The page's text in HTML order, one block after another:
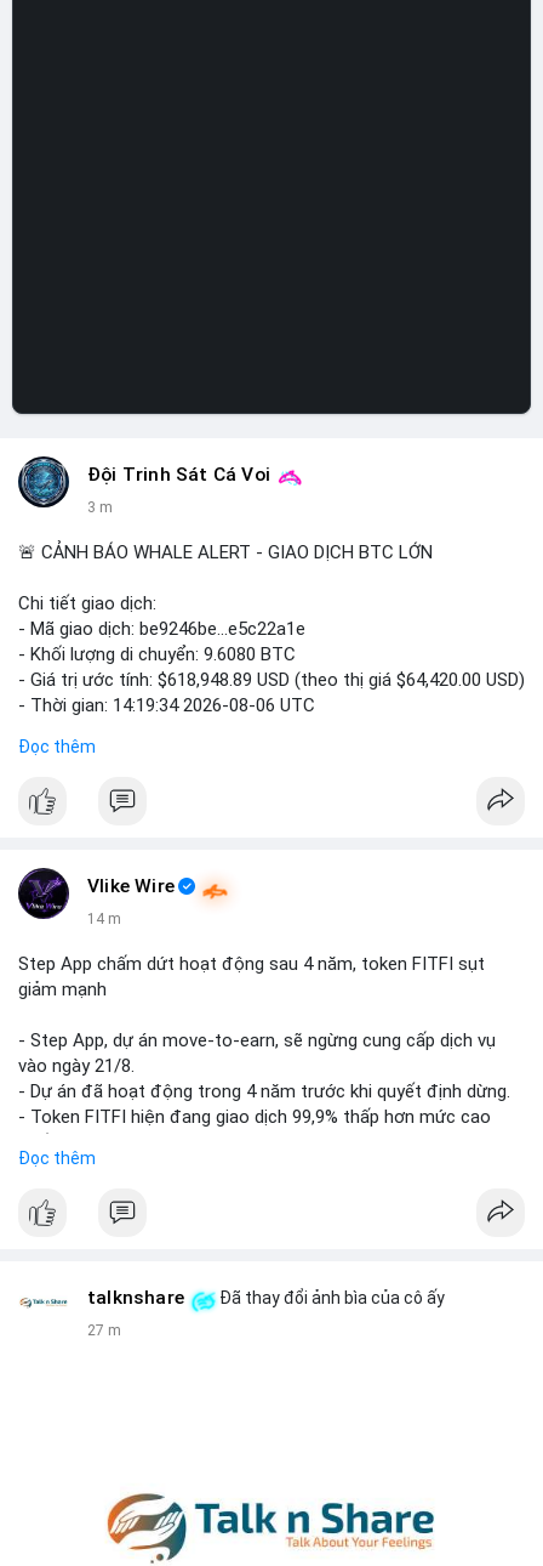
Đội Trinh Sát Cá Voi
3 m
🚨 CẢNH BÁO WHALE ALERT - GIAO DỊCH BTC LỚN
Chi tiết giao dịch:
- Mã giao dịch: be9246be...e5c22a1e
- Khối lượng di chuyển: 9.6080 BTC
- Giá trị ước tính: $618,948.89 USD (theo thị giá $64,420.00 USD)
- Thời gian: 14:19:34 2026-08-06 UTC
Nhận định phân tích hành vi của Cá voi dựa trên giao dịch này:
quá lớn để gây áp lực bán trực tiếp lên sàn giao dịch. Tuy nhiên,
tái phân bổ danh mục. Nếu giao dịch được xác nhận chuyển
vào ví lạnh, khả năng cao cá voi đang tích lũy dài hạn, giảm
nóng, thị trường có thể đối mặt với áp lực chốt lời ngắn hạn.
dịch này. Nếu BTC tiếp tục bị rút khỏi sàn với tần suất tăng, đó
là tín hiệu tích cực cho xu hướng tăng giá. Hạn chế hành động
theo cảm xúc, ưu tiên quản trị rủi ro với khối lượng vị thế nhỏ.
#9dot608btc
Đọc thêm
Vlike Wire
14 m
Step App chấm dứt hoạt động sau 4 năm, token FITFI sụt
giảm mạnh
- Step App, dự án move‑to‑earn, sẽ ngừng cung cấp dịch vụ
vào ngày 21/8.
- Dự án đã hoạt động trong 4 năm trước khi quyết định dừng.
- Token FITFI hiện đang giao dịch 99,9% thấp hơn mức cao
#vlikevn #titanbot
Đọc thêm
talknshare Đã thay đổi ảnh bìa của cô ấy
27 m